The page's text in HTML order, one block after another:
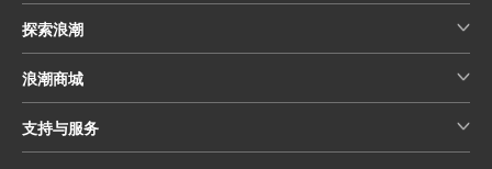
探索浪潮
浪潮商城
支持与服务